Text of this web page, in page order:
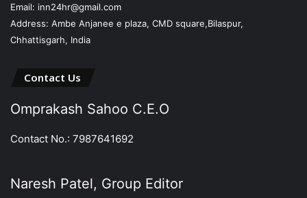
Email: inn24hr@gmail.com
Address: Ambe Anjanee e plaza, CMD square,Bilaspur,
Chhattisgarh, India
Contact Us
Omprakash Sahoo C.E.O
Contact No.: 7987641692
Naresh Patel, Group Editor